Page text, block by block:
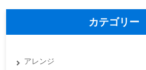
カテゴリー
アレンジ